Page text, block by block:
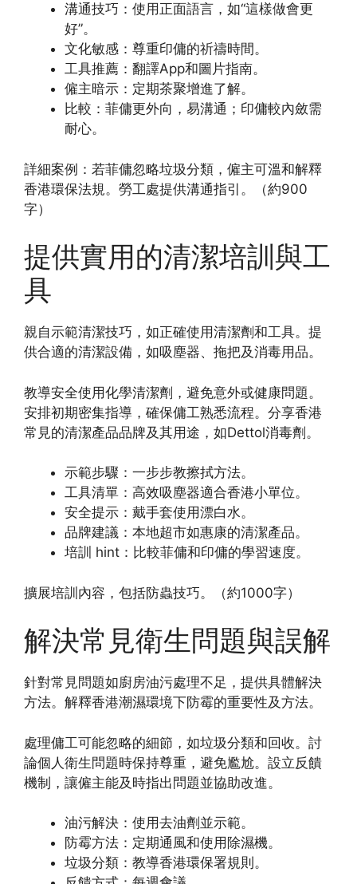
溝通技巧：使用正面語言，如“這樣做會更
好”。
文化敏感：尊重印傭的祈禱時間。
工具推薦：翻譯App和圖片指南。
僱主暗示：定期茶聚增進了解。
比較：菲傭更外向，易溝通；印傭較內斂需
耐心。
詳細案例：若菲傭忽略垃圾分類，僱主可溫和解釋
香港環保法規。勞工處提供溝通指引。（約900
字）
提供實用的清潔培訓與工
具
親自示範清潔技巧，如正確使用清潔劑和工具。提
供合適的清潔設備，如吸塵器、拖把及消毒用品。
教導安全使用化學清潔劑，避免意外或健康問題。
安排初期密集指導，確保傭工熟悉流程。分享香港
常見的清潔產品品牌及其用途，如Dettol消毒劑。
示範步驟：一步步教擦拭方法。
工具清單：高效吸塵器適合香港小單位。
安全提示：戴手套使用漂白水。
品牌建議：本地超市如惠康的清潔產品。
培訓 hint：比較菲傭和印傭的學習速度。
擴展培訓內容，包括防蟲技巧。（約1000字）
解決常見衛生問題與誤解
針對常見問題如廚房油污處理不足，提供具體解決
方法。解釋香港潮濕環境下防霉的重要性及方法。
處理傭工可能忽略的細節，如垃圾分類和回收。討
論個人衛生問題時保持尊重，避免尷尬。設立反饋
機制，讓僱主能及時指出問題並協助改進。
油污解決：使用去油劑並示範。
防霉方法：定期通風和使用除濕機。
垃圾分類：教導香港環保署規則。